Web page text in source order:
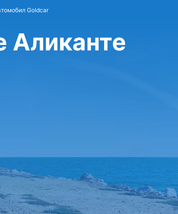
Goldcar
Аликанте